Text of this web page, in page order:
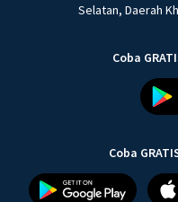
Selatan, Daerah
Coba
Coba